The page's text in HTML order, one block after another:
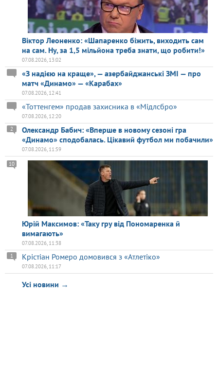
Віктор Леоненко: «Шапаренко біжить, виходить сам
на сам. Ну, за 1,5 мільйона треба знати, що робити!»
07.08.2026, 13:02
«З надією на краще», — азербайджанські ЗМІ — про
матч «Динамо» — «Карабах»
07.08.2026, 12:41
«Тоттенгем» продав захисника в «Мідлсбро»
07.08.2026, 12:20
Олександр Бабич: «Вперше в новому сезоні гра
«Динамо» сподобалась. Цікавий футбол ми побачили»
2
07.08.2026, 11:59
Юрій Максимов: «Таку гру від Пономаренка й
вимагають»
10
07.08.2026, 11:38
Крістіан Ромеро домовився з «Атлетіко»
1
07.08.2026, 11:17
Усі новини →